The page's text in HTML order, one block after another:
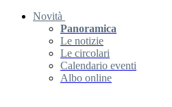
Novità
Panoramica
Le notizie
Le circolari
Calendario eventi
Albo online